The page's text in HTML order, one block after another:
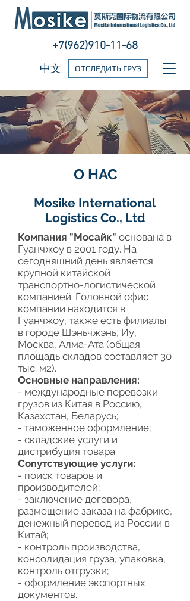
中文 ОТСЛЕДИТЬ ГРУЗ
+7(962)910-11-68
О НАС
Mosike International
Logistics Co., Ltd
Компания "Мосайк" основана в
Гуанчжоу в 2001 году. На
сегодняшний день является
крупной китайской
транспортно-логистической
компанией. Головной офис
компании находится в
Гуанчжоу, также есть филиалы
в городе Шэньчжэнь, Иу,
Москва, Алма-Ата (общая
площадь складов составляет 30
тыс. м2).
Основные направления:
- международные перевозки
грузов из Китая в Россию,
Казахстан, Беларусь;
- таможенное оформление;
- складские услуги и
дистрибуция товара.
Сопутствующие услуги:
- поиск товаров и
производителей;
- заключение договора,
размещение заказа на фабрике,
денежный перевод из России в
Китай;
- контроль производства,
консолидация груза, упаковка,
контроль отгрузки;
- оформление экспортных
документов.